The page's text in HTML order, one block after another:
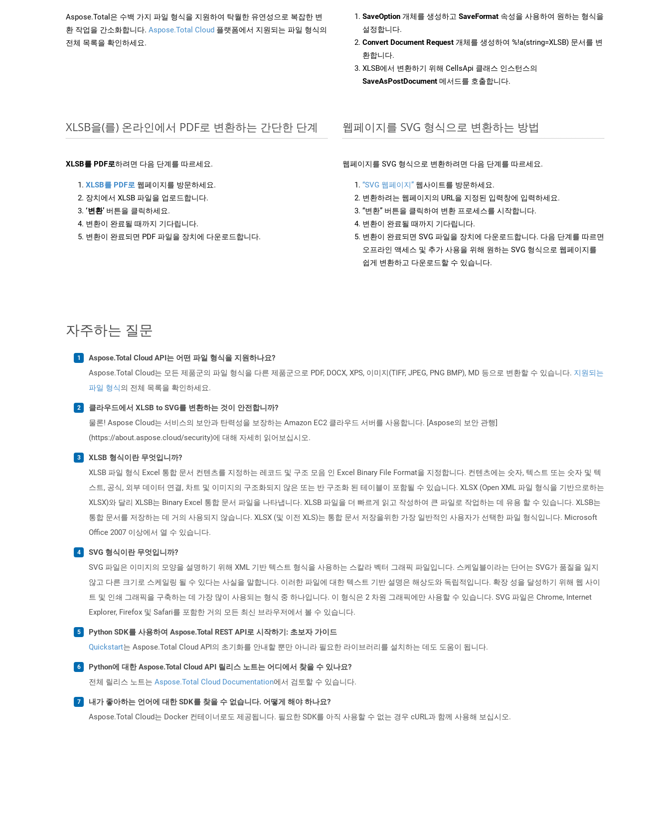
Aspose.Total은 수백 가지 파일 형식을 지원하여 탁월한 유연성으로 복잡한 변
환 작업을 간소화합니다. Aspose.Total Cloud 플랫폼에서 지원되는 파일 형식의
전체 목록을 확인하세요.
SaveOption 개체를 생성하고 SaveFormat 속성을 사용하여 원하는 형식을
설정합니다.
Convert Document Request 개체를 생성하여 %!a(string=XLSB) 문서를 변
환합니다.
XLSB에서 변환하기 위해 CellsApi 클래스 인스턴스의
SaveAsPostDocument 메서드를 호출합니다.
XLSB을(를) 온라인에서 PDF로 변환하는 간단한 단계
XLSB를 PDF로하려면 다음 단계를 따르세요.
XLSB를 PDF로 웹페이지를 방문하세요.
장치에서 XLSB 파일을 업로드합니다.
‘변환’ 버튼을 클릭하세요.
변환이 완료될 때까지 기다립니다.
변환이 완료되면 PDF 파일을 장치에 다운로드합니다.
웹페이지를 SVG 형식으로 변환하는 방법
웹페이지를 SVG 형식으로 변환하려면 다음 단계를 따르세요.
“SVG 웹페이지” 웹사이트를 방문하세요.
변환하려는 웹페이지의 URL을 지정된 입력창에 입력하세요.
“변환” 버튼을 클릭하여 변환 프로세스를 시작합니다.
변환이 완료될 때까지 기다립니다.
변환이 완료되면 SVG 파일을 장치에 다운로드합니다. 다음 단계를 따르면
오프라인 액세스 및 추가 사용을 위해 원하는 SVG 형식으로 웹페이지를
쉽게 변환하고 다운로드할 수 있습니다.
자주하는 질문
Aspose.Total Cloud API는 어떤 파일 형식을 지원하나요?
Aspose.Total Cloud는 모든 제품군의 파일 형식을 다른 제품군으로 PDF, DOCX, XPS, 이미지(TIFF, JPEG, PNG BMP), MD 등으로 변환할 수 있습니다. 지원되는
파일 형식의 전체 목록을 확인하세요.
클라우드에서 XLSB to SVG를 변환하는 것이 안전합니까?
물론! Aspose Cloud는 서비스의 보안과 탄력성을 보장하는 Amazon EC2 클라우드 서버를 사용합니다. [Aspose의 보안 관행]
(https://about.aspose.cloud/security)에 대해 자세히 읽어보십시오.
XLSB 형식이란 무엇입니까?
XLSB 파일 형식 Excel 통합 문서 컨텐츠를 지정하는 레코드 및 구조 모음 인 Excel Binary File Format을 지정합니다. 컨텐츠에는 숫자, 텍스트 또는 숫자 및 텍
스트, 공식, 외부 데이터 연결, 차트 및 이미지의 구조화되지 않은 또는 반 구조화 된 테이블이 포함될 수 있습니다. XLSX (Open XML 파일 형식을 기반으로하는
XLSX)와 달리 XLSB는 Binary Excel 통합 문서 파일을 나타냅니다. XLSB 파일을 더 빠르게 읽고 작성하여 큰 파일로 작업하는 데 유용 할 수 있습니다. XLSB는
통합 문서를 저장하는 데 거의 사용되지 않습니다. XLSX (및 이전 XLS)는 통합 문서 저장을위한 가장 일반적인 사용자가 선택한 파일 형식입니다. Microsoft
Office 2007 이상에서 열 수 있습니다.
SVG 형식이란 무엇입니까?
SVG 파일은 이미지의 모양을 설명하기 위해 XML 기반 텍스트 형식을 사용하는 스칼라 벡터 그래픽 파일입니다. 스케일블이라는 단어는 SVG가 품질을 잃지
않고 다른 크기로 스케일링 될 수 있다는 사실을 말합니다. 이러한 파일에 대한 텍스트 기반 설명은 해상도와 독립적입니다. 확장 성을 달성하기 위해 웹 사이
트 및 인쇄 그래픽을 구축하는 데 가장 많이 사용되는 형식 중 하나입니다. 이 형식은 2 차원 그래픽에만 사용할 수 있습니다. SVG 파일은 Chrome, Internet
Explorer, Firefox 및 Safari를 포함한 거의 모든 최신 브라우저에서 볼 수 있습니다.
Python SDK를 사용하여 Aspose.Total REST API로 시작하기: 초보자 가이드
Quickstart는 Aspose.Total Cloud API의 초기화를 안내할 뿐만 아니라 필요한 라이브러리를 설치하는 데도 도움이 됩니다.
Python에 대한 Aspose.Total Cloud API 릴리스 노트는 어디에서 찾을 수 있나요?
전체 릴리스 노트는 Aspose.Total Cloud Documentation에서 검토할 수 있습니다.
내가 좋아하는 언어에 대한 SDK를 찾을 수 없습니다. 어떻게 해야 하나요?
Aspose.Total Cloud는 Docker 컨테이너로도 제공됩니다. 필요한 SDK를 아직 사용할 수 없는 경우 cURL과 함께 사용해 보십시오.